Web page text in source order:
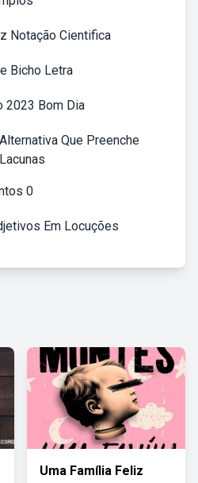
Notação Cientifica
Bicho Letra
2023 Bom Dia
Que Preenche
0
Em Locuções
Uma Família Feliz